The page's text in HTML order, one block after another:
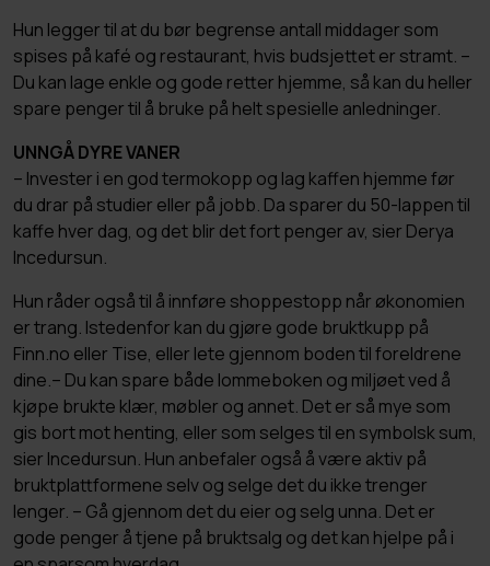
Hun legger til at du bør begrense antall middager som
spises på kafé og restaurant, hvis budsjettet er stramt. –
Du kan lage enkle og gode retter hjemme, så kan du heller
spare penger til å bruke på helt spesielle anledninger.
UNNGÅ DYRE VANER
– Invester i en god termokopp og lag kaffen hjemme før
du drar på studier eller på jobb. Da sparer du 50-lappen til
kaffe hver dag, og det blir det fort penger av, sier Derya
Incedursun.
Hun råder også til å innføre shoppestopp når økonomien
er trang. Istedenfor kan du gjøre gode bruktkupp på
Finn.no eller Tise, eller lete gjennom boden til foreldrene
dine.– Du kan spare både lommeboken og miljøet ved å
kjøpe brukte klær, møbler og annet. Det er så mye som
gis bort mot henting, eller som selges til en symbolsk sum,
sier Incedursun. Hun anbefaler også å være aktiv på
bruktplattformene selv og selge det du ikke trenger
lenger. – Gå gjennom det du eier og selg unna. Det er
gode penger å tjene på bruktsalg og det kan hjelpe på i